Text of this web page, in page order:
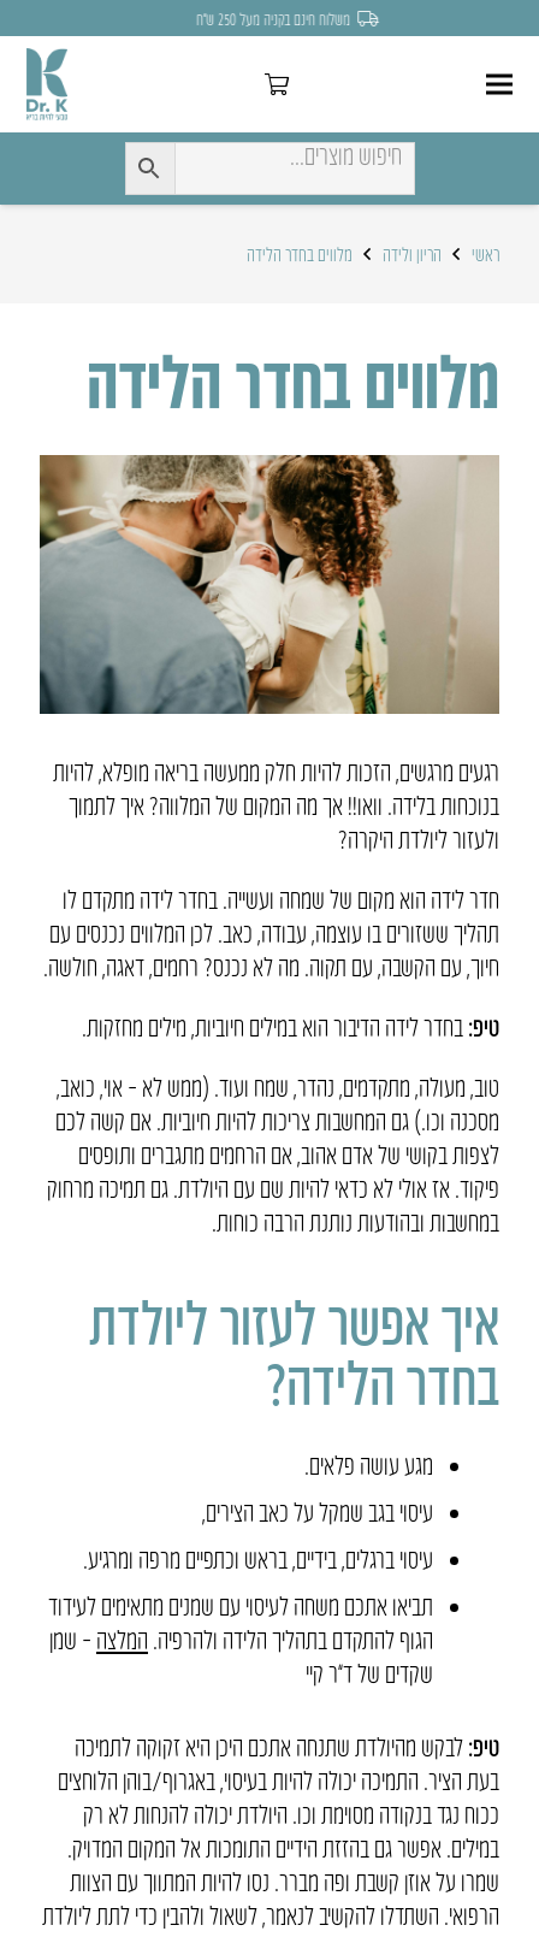
משלוח חינם בקניה מעל 250 ש״ח
ראשי הריון ולידה מלווים בחדר הלידה
מלווים בחדר הלידה
רגעים מרגשים, הזכות להיות חלק ממעשה בריאה מופלא, להיות
בנוכחות בלידה. וואו!! אך מה המקום של המלווה? איך לתמוך
ולעזור ליולדת היקרה?
חדר לידה הוא מקום של שמחה ועשייה. בחדר לידה מתקדם לו
תהליך ששזורים בו עוצמה, עבודה, כאב. לכן המלווים נכנסים עם
חיוך, עם הקשבה, עם תקוה. מה לא נכנס? רחמים, דאגה, חולשה.
טיפ: בחדר לידה הדיבור הוא במילים חיוביות, מילים מחזקות.
טוב, מעולה, מתקדמים, נהדר, שמח ועוד. (ממש לא – אוי, כואב,
מסכנה וכו.) גם המחשבות צריכות להיות חיוביות. אם קשה לכם
לצפות בקושי של אדם אהוב, אם הרחמים מתגברים ותופסים
פיקוד. אז אולי לא כדאי להיות שם עם היולדת. גם תמיכה מרחוק
במחשבות ובהודעות נותנת הרבה כוחות.
איך אפשר לעזור ליולדת
בחדר הלידה?
מגע עושה פלאים.
עיסוי בגב שמקל על כאב הצירים,
עיסוי ברגלים, בידיים, בראש וכתפיים מרפה ומרגיע.
תביאו אתכם משחה לעיסוי עם שמנים מתאימים לעידוד
הגוף להתקדם בתהליך הלידה ולהרפיה. המלצה – שמן
שקדים של ד”ר קיי
טיפ:לבקש מהיולדת שתנחה אתכם היכן היא זקוקה לתמיכה
בעת הציר. התמיכה יכולה להיות בעיסוי, באגרוף/בוהן הלוחצים
ככוח נגד בנקודה מסוימת וכו. היולדת יכולה להנחות לא רק
במילים. אפשר גם בהזזת הידיים התומכות אל המקום המדויק.
שמרו על אוזן קשבת ופה מברר. נסו להיות המתווך עם הצוות
הרפואי. השתדלו להקשיב לנאמר, לשאול ולהבין כדי לתת ליולדת